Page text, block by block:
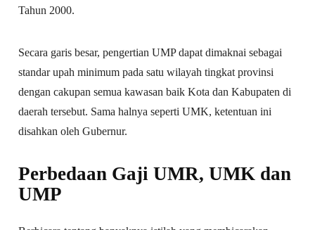
Tahun 2000.
Secara garis besar, pengertian UMP dapat dimaknai sebagai
standar upah minimum pada satu wilayah tingkat provinsi
dengan cakupan semua kawasan baik Kota dan Kabupaten di
daerah tersebut. Sama halnya seperti UMK, ketentuan ini
disahkan oleh Gubernur.
Perbedaan Gaji UMR, UMK dan
UMP